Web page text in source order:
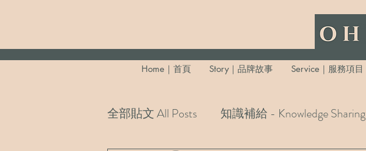
Home｜首頁 Story｜品牌故事 Service｜服務項目
全部貼文 All Posts 知識補給 - Knowledge Sharing